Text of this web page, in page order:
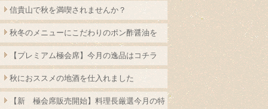
信貴山で秋を満喫されませんか？
秋冬のメニューにこだわりのポン酢醤油を
【プレミアム極会席】今月の逸品はコチラ
秋におススメの地酒を仕入れました
【新 極会席販売開始】料理長厳選今月の特